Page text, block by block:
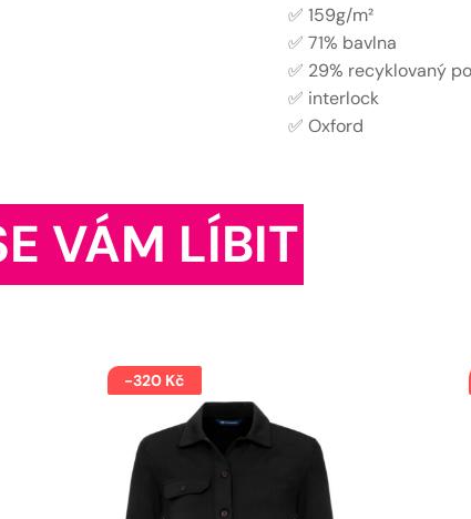
✅ 159g/m²
✅ 71% bavlna
✅ 29% recyklovaný
✅ interlock
✅ Oxford
VÁM LÍBIT
-320 Kč